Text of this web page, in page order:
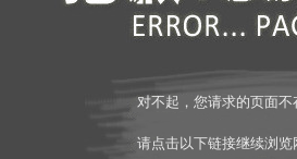
对不起，您请求的页面
请点击以下链接继续浏览